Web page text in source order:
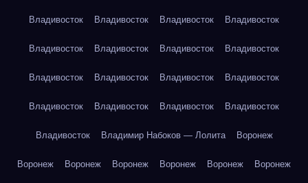
Владивосток Владивосток Владивосток Владивосток
Владивосток Владивосток Владивосток Владивосток
Владивосток Владивосток Владивосток Владивосток
Владивосток Владивосток Владивосток Владивосток
Владивосток Владимир Набоков — Лолита Воронеж
Воронеж Воронеж Воронеж Воронеж Воронеж Воронеж